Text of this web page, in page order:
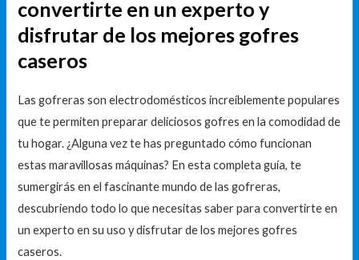
convertirte en un experto y
disfrutar de los mejores gofres
caseros
Las gofreras son electrodomésticos increíblemente populares
que te permiten preparar deliciosos gofres en la comodidad de
tu hogar. ¿Alguna vez te has preguntado cómo funcionan
estas maravillosas máquinas? En esta completa guía, te
sumergirás en el fascinante mundo de las gofreras,
descubriendo todo lo que necesitas saber para convertirte en
un experto en su uso y disfrutar de los mejores gofres
caseros.